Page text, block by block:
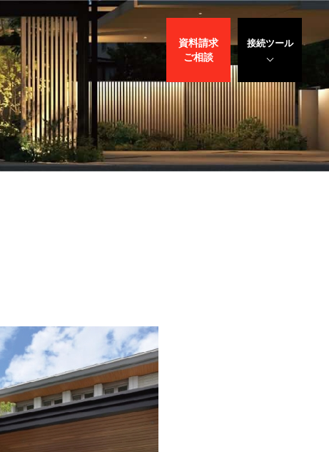
接続ツール
遠隔サポート
WEBデモ
サポート
資料請求
ご相談